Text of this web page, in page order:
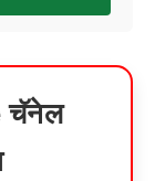
चॅनेल